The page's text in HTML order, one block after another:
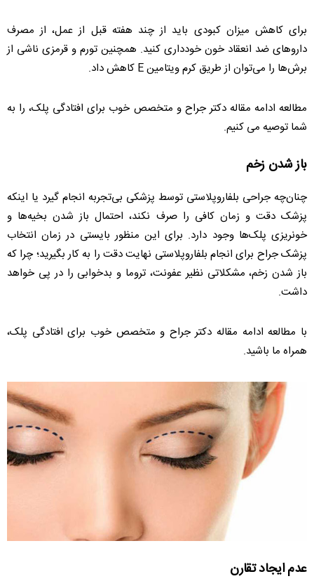
برای کاهش میزان کبودی باید از چند هفته قبل از عمل، از مصرف
داروهای ضد انعقاد خون خودداری کنید. همچنین تورم و قرمزی ناشی از
برش‌ها را می‌توان از طریق کرم ویتامین E کاهش داد.
مطالعه ادامه مقاله دکتر جراح و متخصص خوب برای افتادگی پلک، را به
شما توصیه می کنیم.
باز شدن زخم
چنان‌چه جراحی بلفاروپلاستی توسط پزشکی بی‌تجربه انجام گیرد یا اینکه
پزشک دقت و زمان کافی را صرف نکند، احتمال باز شدن بخیه‌ها و
خونریزی پلک‌ها وجود دارد. برای این منظور بایستی در زمان انتخاب
پزشک جراح برای انجام بلفاروپلاستی نهایت دقت را به کار بگیرید؛ چرا که
باز شدن زخم، مشکلاتی نظیر عفونت، تروما و بدخوابی را در پی خواهد
داشت.
با مطالعه ادامه مقاله دکتر جراح و متخصص خوب برای افتادگی پلک،
همراه ما باشید.
عدم ایجاد تقارن